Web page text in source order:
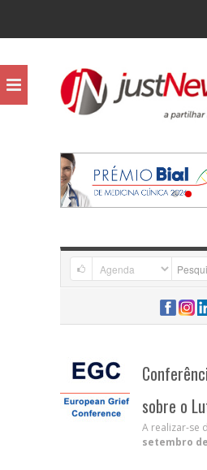
sobre o
A realizar-se
setembro